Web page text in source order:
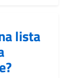
lista